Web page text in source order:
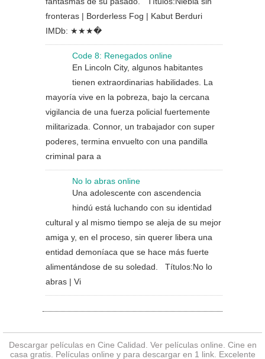
fronteras | Borderless Fog | Kabut Berduri
IMDb: ★★★�
Code 8: Renegados online
En Lincoln City, algunos habitantes
tienen extraordinarias habilidades. La
mayoría vive en la pobreza, bajo la cercana
vigilancia de una fuerza policial fuertemente
militarizada. Connor, un trabajador con super
poderes, termina envuelto con una pandilla
criminal para a
No lo abras online
Una adolescente con ascendencia
hindú está luchando con su identidad
cultural y al mismo tiempo se aleja de su mejor
amiga y, en el proceso, sin querer libera una
entidad demoníaca que se hace más fuerte
alimentándose de su soledad. Títulos:No lo
abras | Vi
Descargar películas en Cine Calidad. Ver películas online . Cine en
casa gratis. Películas online y para descargar en 1 link. Excelente